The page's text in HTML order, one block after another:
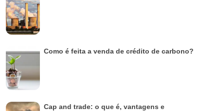
Como é feita a venda de crédito de carbono?
Cap and trade: o que é, vantagens e